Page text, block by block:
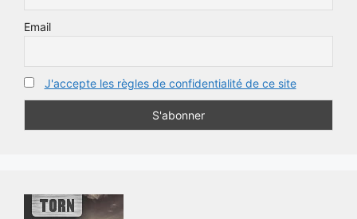
Email
J'accepte les règles de confidentialité de ce site